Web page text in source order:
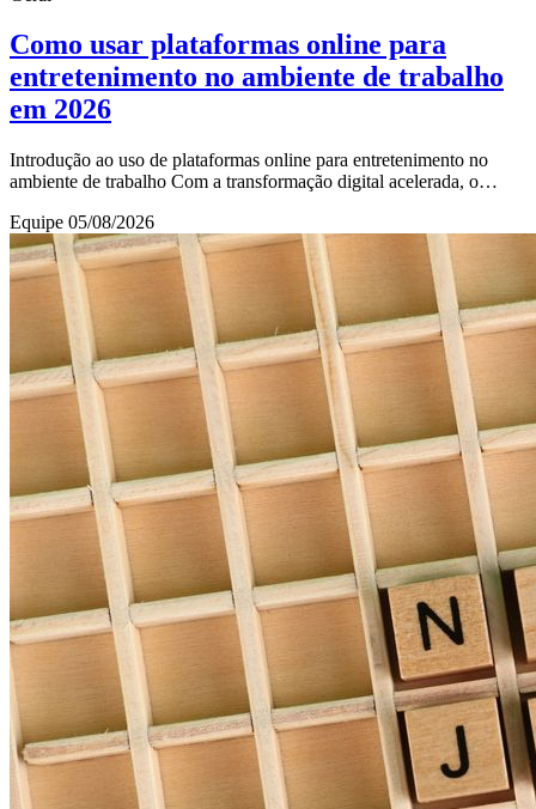
Como usar plataformas online para
entretenimento no ambiente de trabalho
em 2026
Introdução ao uso de plataformas online para entretenimento no
ambiente de trabalho Com a transformação digital acelerada, o
Equipe 05/08/2026